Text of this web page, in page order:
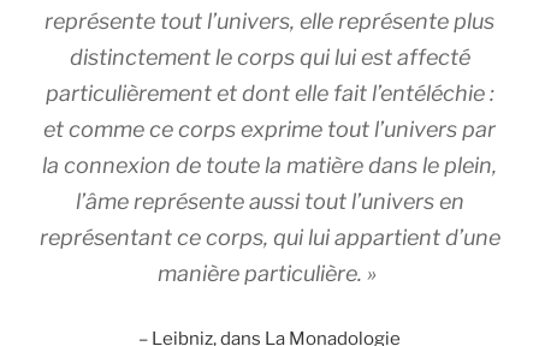
représente tout l’univers, elle représente plus
distinctement le corps qui lui est affecté
particulièrement et dont elle fait l’entéléchie :
et comme ce corps exprime tout l’univers par
la connexion de toute la matière dans le plein,
l’âme représente aussi tout l’univers en
représentant ce corps, qui lui appartient d’une
manière particulière. »
– Leibniz, dans La Monadologie